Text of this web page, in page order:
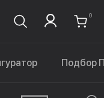
0
Подбор